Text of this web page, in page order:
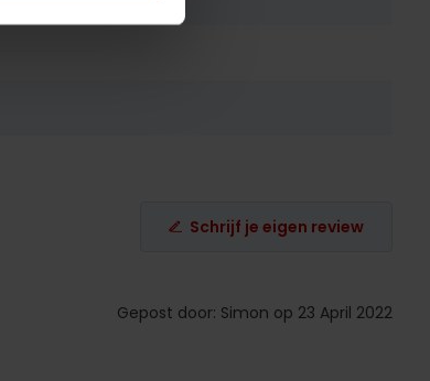
Schrijf je eigen review
Gepost door: Simon op 23 April 2022